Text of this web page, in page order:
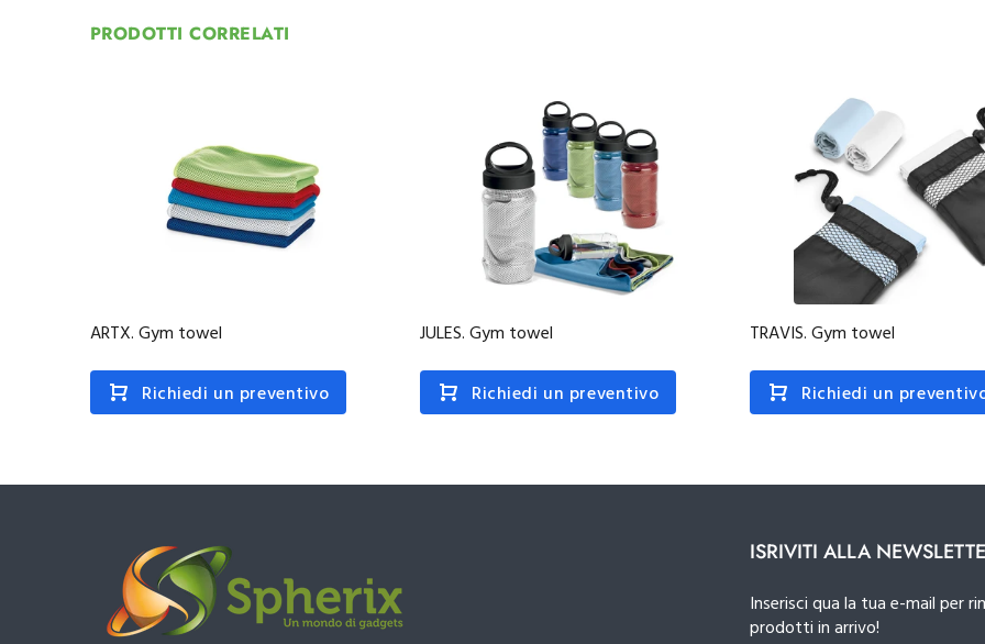
PRODOTTI CORRELATI
ARTX. Gym towel
Richiedi un preventivo
JULES. Gym towel
Richiedi un preventivo
TRAVIS. Gym towel
Richiedi un
ISRIVITI ALLA
Inserisci qua la tua e-mail per
prodotti in arrivo!